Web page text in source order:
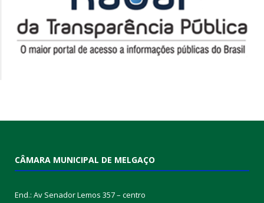
CÂMARA MUNICIPAL DE MELGAÇO
End.: Av Senador Lemos 357 – centro